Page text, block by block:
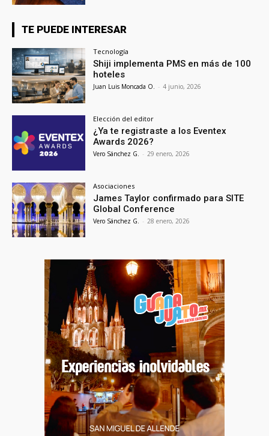
TE PUEDE INTERESAR
Tecnología
Shiji implementa PMS en más de 100
hoteles
Juan Luis Moncada O. - 4 junio, 2026
Elección del editor
¿Ya te registraste a los Eventex
Awards 2026?
Vero Sánchez G. - 29 enero, 2026
Asociaciones
James Taylor confirmado para SITE
Global Conference
Vero Sánchez G. - 28 enero, 2026